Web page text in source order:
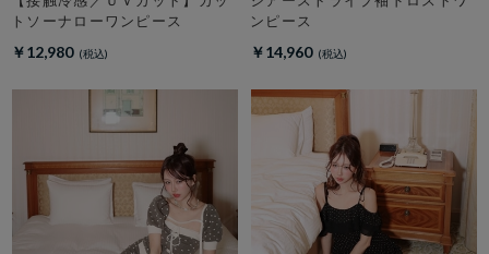
トソーナローワンピース
￥12,980
ンピース
￥14,960